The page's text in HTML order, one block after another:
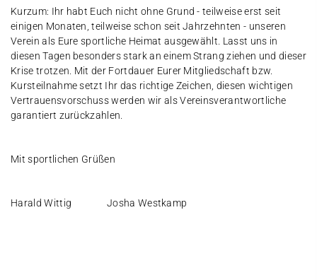
Kurzum: Ihr habt Euch nicht ohne Grund - teilweise erst seit
einigen Monaten, teilweise schon seit Jahrzehnten - unseren
Verein als Eure sportliche Heimat ausgewählt. Lasst uns in
diesen Tagen besonders stark an einem Strang ziehen und dieser
Krise trotzen. Mit der Fortdauer Eurer Mitgliedschaft bzw.
Kursteilnahme setzt Ihr das richtige Zeichen, diesen wichtigen
Vertrauensvorschuss werden wir als Vereinsverantwortliche
garantiert zurückzahlen.
Mit sportlichen Grüßen
Harald Wittig Josha Westkamp